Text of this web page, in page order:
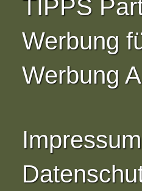
TIPPS
Werbung
Werbung
Impressum